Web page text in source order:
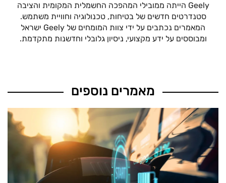
Geely הייתה ממובילי המהפכה החשמלית המקומית והציבה
סטנדרטים חדשים של בטיחות, טכנולוגיה וחוויית משתמש.
המאמרים נכתבים על ידי צוות המומחים של Geely ישראל
ומבוססים על ידע מקצועי, ניסיון גלובלי וחדשנות מתקדמת.
מאמרים נוספים